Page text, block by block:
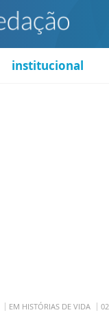
institucional
EM HISTÓRIAS DE VIDA